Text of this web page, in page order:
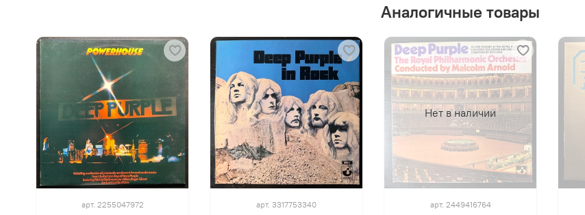
Аналогичные товары
арт. 2255047972 арт. 3317753340
Нет в наличии
арт. 2449416764